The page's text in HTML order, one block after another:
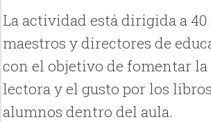
La actividad está dirigida a 40
maestros y directores de
con el objetivo de fomentar
lectora y el gusto por los
alumnos dentro del aula.